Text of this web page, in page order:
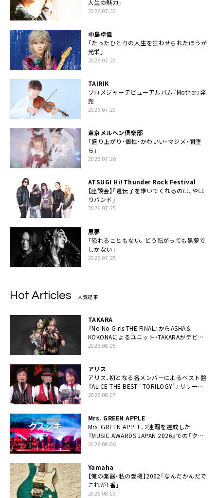
人生の魅力」
2026.07.30
中島卓偉
「たったひとりの人生を狂わせられたほうが
光栄」
2026.07.29
TAIRIK
ソロメジャーデビューアルバム『Mother』発
売
2026.07.29
東京メルヘン倶楽部
「盛り上がり・個性・かわいい・マジメ・闇堕
ち」
2026.07.26
ATSUGI Hi！Thunder Rock Festival
【座談会】「遺伝子を継いでくれるのは、やは
りバンド」
2026.07.25
黒夢
「恐れることもない。どう転がっても黒夢で
しかない」
2026.07.25
Hot Articles 人気記事
TAKARA
『No No Girls THE FINAL』からASHA＆
KOKONAによるユニット・TAKARAがデビュ
ー
2026.08.05
アリス
アリス、初となる各メンバーによるベスト盤
『ALICE THE BEST “TORILOGY”』リリース
決定
2026.08.07
Mrs. GREEN APPLE
Mrs. GREEN APPLE、2連覇を達成した
『MUSIC AWARDS JAPAN 2026』での「クス
シキ」ライブパフォーマンスをYouTube公開
2026.08.06
Yamaha
【俺の楽器・私の愛機】2062「なんだかんだで
これが1番」
2026.08.03